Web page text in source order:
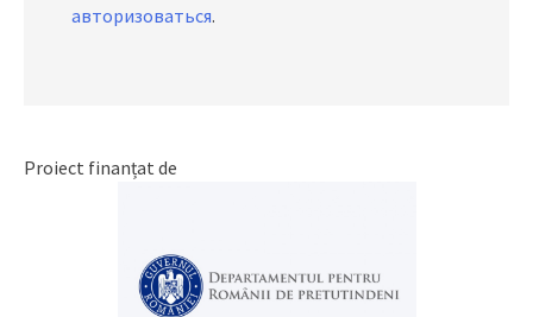
авторизоваться.
Proiect finanțat de